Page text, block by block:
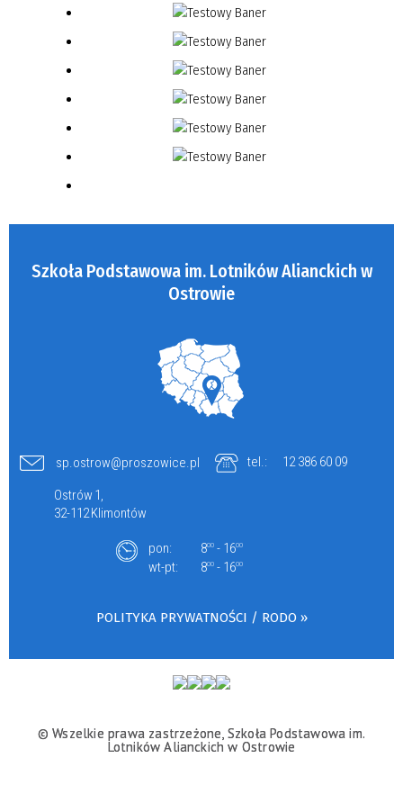
Szkoła Podstawowa im. Lotników Alianckich w
Ostrowie
sp.ostrow@proszowice.pl
Ostrów 1,
32-112 Klimontów
tel.: 12 386 60 09
pon: 800 - 1600
wt-pt: 800 - 1600
POLITYKA PRYWATNOŚCI / RODO »
© Wszelkie prawa zastrzeżone, Szkoła Podstawowa im.
Lotników Alianckich w Ostrowie